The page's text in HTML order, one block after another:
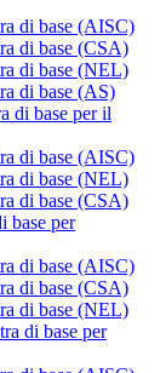
di base (AISC)
di base (CSA)
di base (NEL)
di base (AS)
di base per il
di base (AISC)
di base (NEL)
di base (CSA)
base per
di base (AISC)
di base (CSA)
di base (NEL)
di base per